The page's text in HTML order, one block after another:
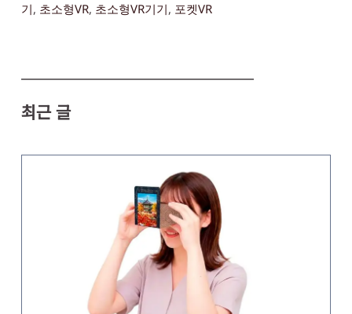
기, 초소형VR, 초소형VR기기, 포켓VR
최근 글